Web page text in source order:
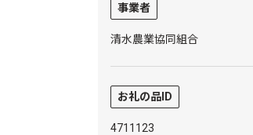
事業者
清水農業協同組合
お礼の品ID
4711123